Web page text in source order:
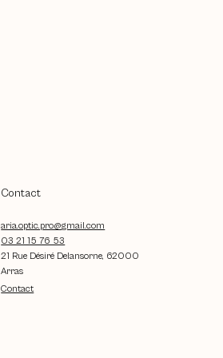
Contact
Contact
aria.optic.pro@gmail.com
03 21 15 76 53
21 Rue Désiré Delansorne, 62000
Arras